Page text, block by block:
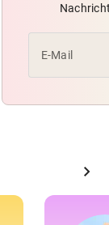
E-Mail
chevron_right